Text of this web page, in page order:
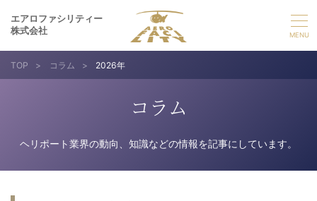
エアロファシリティー
株式会社
選ばれる理由
TOP > コラム > 2026年
コラム
ヘリポート業界の動向、知識などの情報を記事にしています。